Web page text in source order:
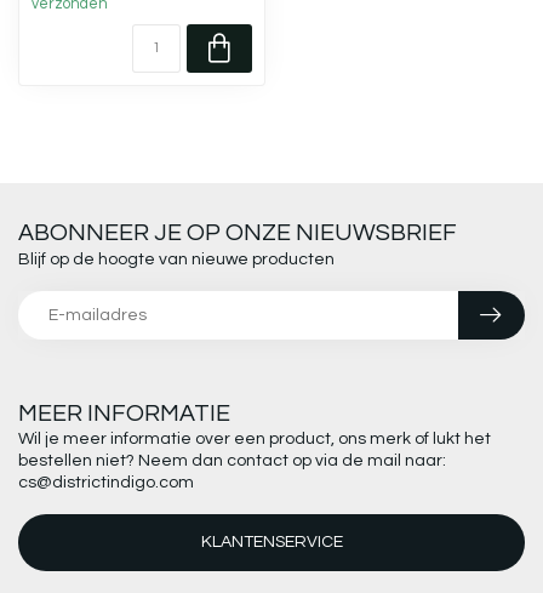
verzonden
MEER INFORMATIE
Wil je meer informatie over een product, ons merk of lukt het
bestellen niet? Neem dan contact op via de mail naar:
cs@districtindigo.com
KLANTENSERVICE
ABONNEER JE OP ONZE NIEUWSBRIEF
Blijf op de hoogte van nieuwe producten